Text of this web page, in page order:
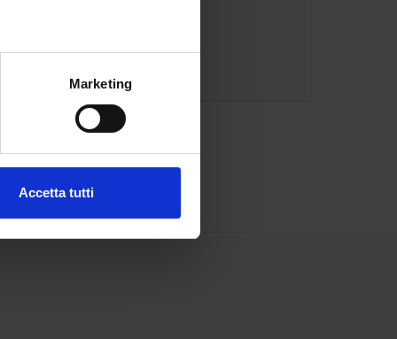
metro,Marketing
Accetta tutti